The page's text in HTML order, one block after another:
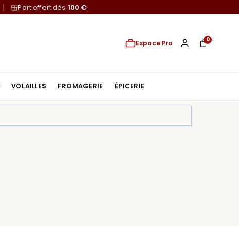
Port offert dès 100 €
Espace Pro 0
VOLAILLES FROMAGERIE ÉPICERIE